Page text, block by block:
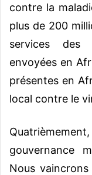
contre la
plus de 200
services des
envoyées en
présentes en
local contre le
gouvernance
Nous